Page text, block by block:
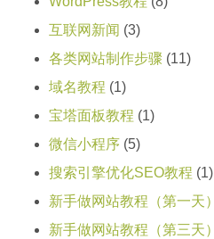
互联网新闻 (3)
各类网站制作步骤 (11)
域名教程 (1)
宝塔面板教程 (1)
微信小程序 (5)
搜索引擎优化SEO教程 (1)
新手做网站教程（第一天）
新手做网站教程（第三天）